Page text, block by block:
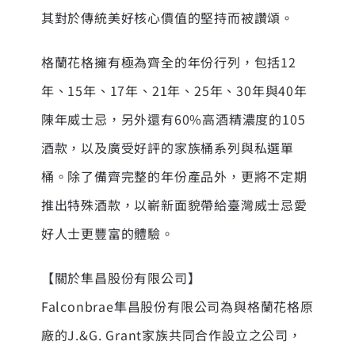
其對於傳統美好核心價值的堅持而被讚頌。
格蘭花格擁有極為齊全的年份行列，包括12
年、15年、17年、21年、25年、30年與40年
陳年威士忌，另外還有60%高酒精濃度的105
酒款，以及廣受好評的家族桶系列與私選單
桶。除了備齊完整的年份產品外，更將不定期
推出特殊酒款，以嶄新面貌帶給臺灣威士忌愛
好人士更豐富的體驗。
【關於隼昌股份有限公司】
Falconbrae隼昌股份有限公司為與格蘭花格原
廠的J.&G. Grant家族共同合作設立之公司，